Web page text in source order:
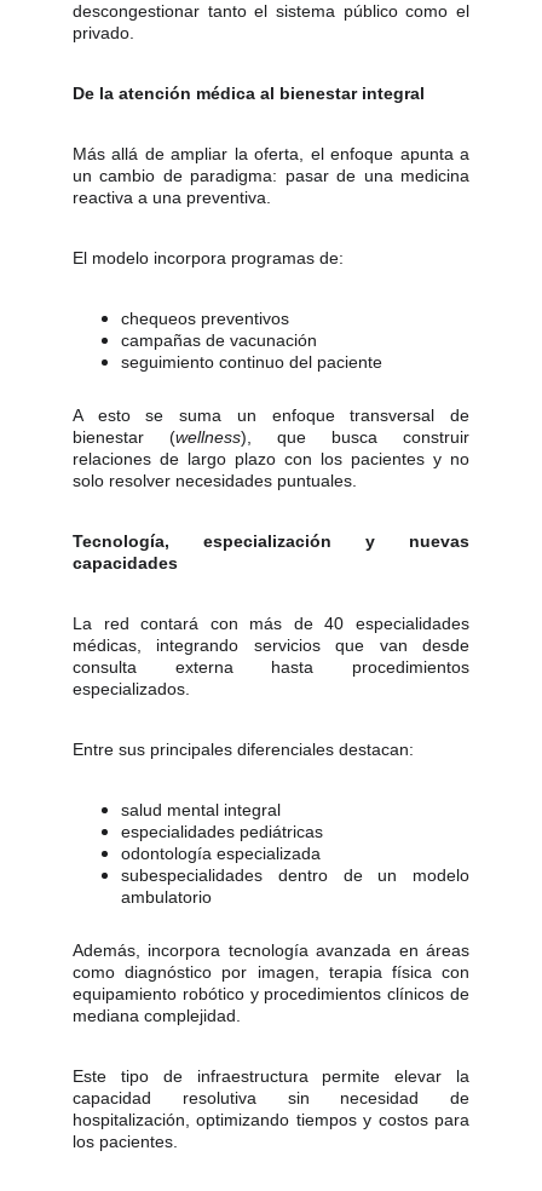
descongestionar tanto el sistema público como el
privado.
De la atención médica al bienestar integral
Más allá de ampliar la oferta, el enfoque apunta a
un cambio de paradigma: pasar de una medicina
reactiva a una preventiva.
El modelo incorpora programas de:
chequeos preventivos
campañas de vacunación
seguimiento continuo del paciente
A esto se suma un enfoque transversal de
bienestar (wellness), que busca construir
relaciones de largo plazo con los pacientes y no
solo resolver necesidades puntuales.
Tecnología, especialización y nuevas
capacidades
La red contará con más de 40 especialidades
médicas, integrando servicios que van desde
consulta externa hasta procedimientos
especializados.
Entre sus principales diferenciales destacan:
salud mental integral
especialidades pediátricas
odontología especializada
subespecialidades dentro de un modelo
ambulatorio
Además, incorpora tecnología avanzada en áreas
como diagnóstico por imagen, terapia física con
equipamiento robótico y procedimientos clínicos de
mediana complejidad.
Este tipo de infraestructura permite elevar la
capacidad resolutiva sin necesidad de
hospitalización, optimizando tiempos y costos para
los pacientes.